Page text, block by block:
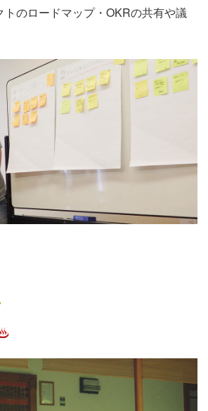
のロードマップ・OKRの共有や議